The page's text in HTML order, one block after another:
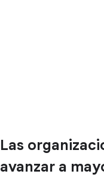
Las
avanzar a